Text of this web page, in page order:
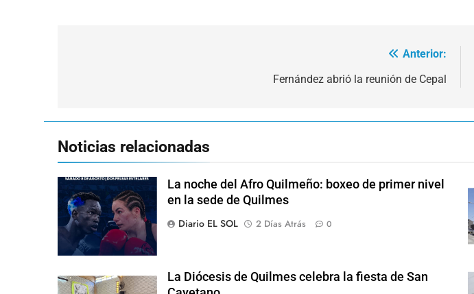
Anterior:
Fernández abrió la reunión de Cepal
Noticias relacionadas
La noche del Afro Quilmeño: boxeo de primer nivel
en la sede de Quilmes
Diario EL SOL
2 Días Atrás 0
La Diócesis de Quilmes celebra la fiesta de San